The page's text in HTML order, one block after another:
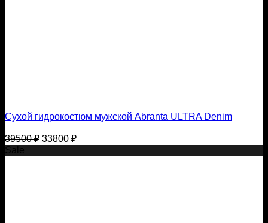
Сухой гидрокостюм мужской Abranta ULTRA Denim
39500₽ Первоначальная
цена
составляла
33800 ₽Текущая
цена:
Sale